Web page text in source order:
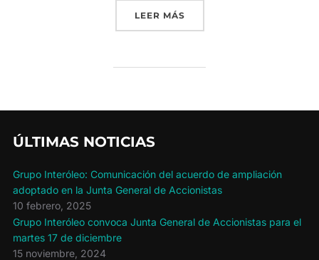
LEER MÁS«INTERÓLEO AFIRMA
ÚLTIMAS NOTICIAS
Grupo Interóleo: Comunicación del acuerdo de ampliación
adoptado en la Junta General de Accionistas
10 febrero, 2025
Grupo Interóleo convoca Junta General de Accionistas para el
martes 17 de diciembre
15 noviembre, 2024